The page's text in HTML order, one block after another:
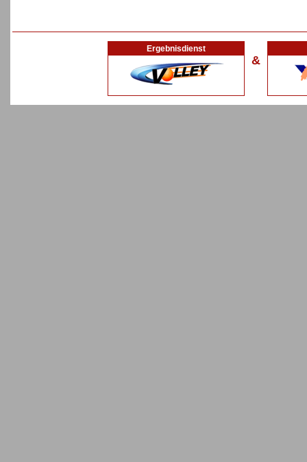
Ergebnisdienst
&